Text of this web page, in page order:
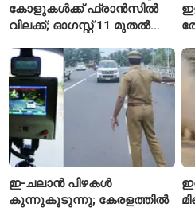
കോളുകൾക്ക് ഫ്രാൻസിൽ
വിലക്ക്; ഓഗസ്റ്റ് 11 മുതൽ
ഇ-ചലാൻ പിഴകൾ
കുന്നുകൂടുന്നു; കേരളത്തിൽ